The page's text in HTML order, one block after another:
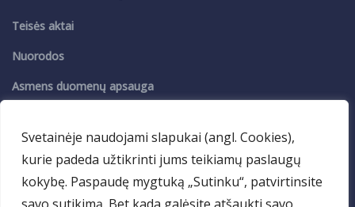
Svetainėje naudojami slapukai (angl. Cookies),
kurie padeda užtikrinti jums teikiamų paslaugų
kokybę. Paspaudę mygtuką „Sutinku“, patvirtinsite
Teisės aktai
Nuorodos
Asmens duomenų apsauga
PASLAUGOS